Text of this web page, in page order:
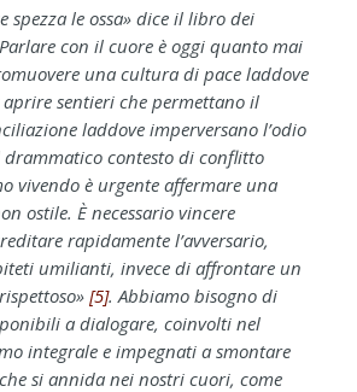
spezza le ossa» dice il libro dei
con il cuore è oggi quanto mai
una cultura di pace laddove
aprire sentieri che permettano il
laddove imperversano l’odio
drammatico contesto di conflitto
vivendo è urgente affermare una
ostile. È necessario vincere
rapidamente l’avversario,
umilianti, invece di affrontare un
[5]. Abbiamo bisogno di
a dialogare, coinvolti nel
integrale e impegnati a smontare
si annida nei nostri cuori, come